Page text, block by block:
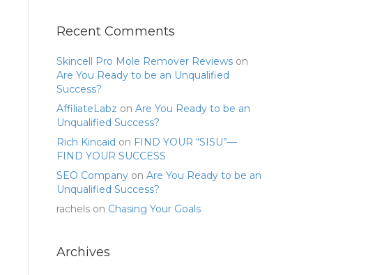
Recent Comments
Skincell Pro Mole Remover Reviews on
Are You Ready to be an Unqualified
Success?
AffiliateLabz on Are You Ready to be an
Unqualified Success?
Rich Kincaid on FIND YOUR “SISU”—
FIND YOUR SUCCESS
SEO Company on Are You Ready to be an
Unqualified Success?
rachels on Chasing Your Goals
Archives